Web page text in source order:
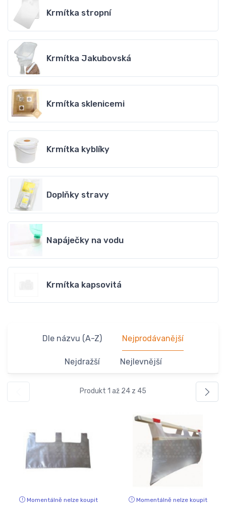
Krmítka stropní
Krmítka Jakubovská
Krmítka sklenicemi
Krmítka kyblíky
Doplňky stravy
Napáječky na vodu
Krmítka kapsovitá
Dle názvu (A-Z) Nejprodávanější
Nejdražší Nejlevnější
Produkt 1 až 24 z 45
Momentálně nelze koupit Momentálně nelze koupit